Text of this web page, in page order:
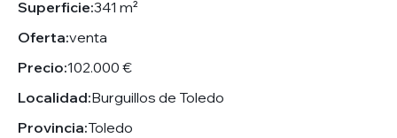
Superficie:341 m²
Oferta:venta
Precio:102.000 €
Localidad:Burguillos de Toledo
Provincia:Toledo